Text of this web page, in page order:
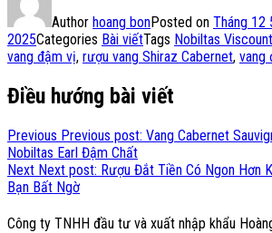
Author hoang bonPosted on Tháng 12
2025Categories Bài viếtTags Nobiltas Viscount
vang đậm vị, rượu vang Shiraz Cabernet, vang
Điều hướng bài viết
Previous Previous post: Vang Cabernet
Nobiltas Earl Đậm Chất
Next Next post: Rượu Đắt Tiền Có Ngon Hơn
Bạn Bất Ngờ
Công ty TNHH đầu tư và xuất nhập khẩu